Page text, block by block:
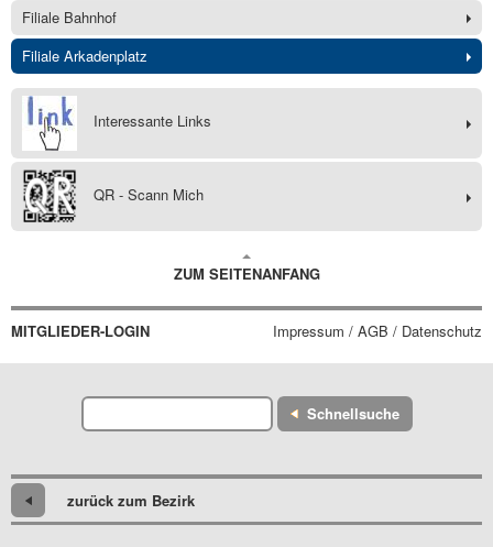
Filiale Bahnhof
Filiale Arkadenplatz
Interessante Links
QR - Scann Mich
ZUM SEITENANFANG
MITGLIEDER-LOGIN Impressum / AGB / Datenschutz
Schnellsuche
zurück zum Bezirk